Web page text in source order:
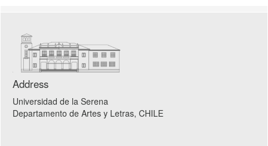
Address
Universidad de la Serena
Departamento de Artes y Letras, CHILE